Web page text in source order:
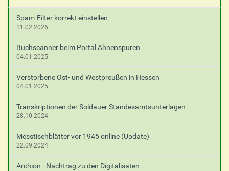
c
e
A
i
n
e
n
Spam-Filter korrekt einstellen
11.02.2026
Buchscanner beim Portal Ahnenspuren
04.01.2025
Verstorbene Ost- und Westpreußen in Hessen
04.01.2025
Transkriptionen der Soldauer Standesamtsunterlagen
28.10.2024
Messtischblätter vor 1945 online (Update)
22.09.2024
Archion - Nachtrag zu den Digitalisaten